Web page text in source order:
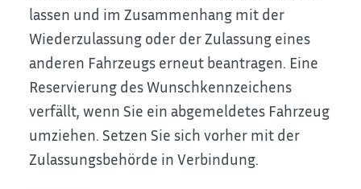
lassen und im Zusammenhang mit der
Wiederzulassung oder der Zulassung eines
anderen Fahrzeugs erneut beantragen. Eine
Reservierung des Wunschkennzeichens
verfällt, wenn Sie ein abgemeldetes Fahrzeug
umziehen. Setzen Sie sich vorher mit der
Zulassungsbehörde in Verbindung.